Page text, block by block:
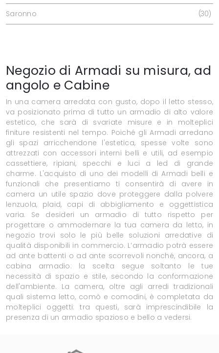
Saronno 30
Negozio di Armadi su misura, ad
angolo e Cabine
In una camera arredata con gusto, dopo il letto stesso,
va posizionato prima di tutto un armadio di alto valore
estetico, che sarà di svariate misure e in molteplici
finiture resistenti nel tempo. Poiché gli Armadi arredano
gli spazi arricchendone l'estetica, spesse volte sono
attrezzati con accessori interni belli e utili, ad esempio
cassettiere, ripiani, specchi e luci a led di grande
charme. L'acquisto di uno dei modelli di Armadi belli e
funzionali che presentiamo ti consentirà di avere in
camera un utile spazio dove proteggere dalla polvere
lenzuola, plaid, capi di abbigliamento e oggettistica
varia. Se desideri un armadio di tutto rispetto per
progettare o ammodernare la tua camera da letto, in
negozio trovi solo le più belle soluzioni arredative di
qualità disponibili in commercio. L’armadio potrà essere
ad ante battenti o ad ante scorrevoli nonché, ancora, a
cabina armadio: la scelta segue soltanto le tue
necessità di spazio e stile, secondo la conformazione
dell'ambiente. La camera, oltre agli arredi tradizionali
quali sistema letto, comò e comodini, è completata da
molteplici oggetti: tra questi, sarà imprescindibile la
presenza di un armadio spazioso e bello a vedersi.